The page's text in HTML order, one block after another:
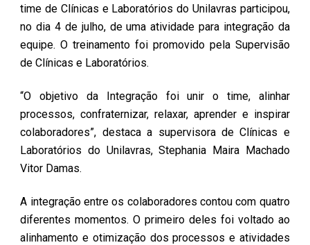
time de Clínicas e Laboratórios do Unilavras participou,
no dia 4 de julho, de uma atividade para integração da
equipe. O treinamento foi promovido pela Supervisão
de Clínicas e Laboratórios.
“O objetivo da Integração foi unir o time, alinhar
processos, confraternizar, relaxar, aprender e inspirar
colaboradores”, destaca a supervisora de Clínicas e
Laboratórios do Unilavras, Stephania Maira Machado
Vitor Damas.
A integração entre os colaboradores contou com quatro
diferentes momentos. O primeiro deles foi voltado ao
alinhamento e otimização dos processos e atividades